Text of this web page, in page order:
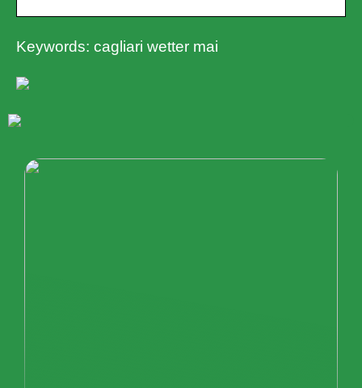
Keywords: cagliari wetter mai